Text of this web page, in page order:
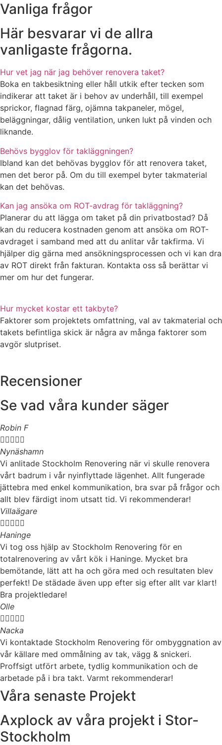
Vanliga frågor
Här besvarar vi de allra
vanligaste frågorna.
Hur vet jag när jag behöver renovera taket?
Boka en takbesiktning eller håll utkik efter tecken som
indikerar att taket är i behov av underhåll, till exempel
sprickor, flagnad färg, ojämna takpaneler, mögel,
beläggningar, dålig ventilation, unken lukt på vinden och
liknande.
Behövs bygglov för takläggningen?
Ibland kan det behövas bygglov för att renovera taket,
men det beror på. Om du till exempel byter takmaterial
kan det behövas.
Kan jag ansöka om ROT-avdrag för takläggning?
Planerar du att lägga om taket på din privatbostad? Då
kan du reducera kostnaden genom att ansöka om ROT-
avdraget i samband med att du anlitar vår takfirma. Vi
hjälper dig gärna med ansökningsprocessen och vi kan dra
av ROT direkt från fakturan. Kontakta oss så berättar vi
mer om hur det fungerar.
Hur mycket kostar ett takbyte?
Faktorer som projektets omfattning, val av takmaterial och
takets befintliga skick är några av många faktorer som
avgör slutpriset.
Recensioner
Se vad våra kunder säger
Robin F

Nynäshamn
Vi anlitade Stockholm Renovering när vi skulle renovera
vårt badrum i vår nyinflyttade lägenhet. Allt fungerade
jättebra med enkel kommunikation, bra svar på frågor och
allt blev färdigt inom utsatt tid. Vi rekommenderar!
Villaägare

Haninge
Vi tog oss hjälp av Stockholm Renovering för en
totalrenovering av vårt kök i Haninge. Mycket bra
bemötande, lätt att ha och göra med och resultaten blev
perfekt! De städade även upp efter sig efter allt var klart!
Bra projektledare!
Olle

Nacka
Vi kontaktade Stockholm Renovering för ombyggnation av
vår källare med ommålning av tak, vägg & snickeri.
Proffsigt utfört arbete, tydlig kommunikation och de
arbetade på i bra takt. Varmt rekommenderar!
Våra senaste Projekt
Axplock av våra projekt i Stor-
Stockholm